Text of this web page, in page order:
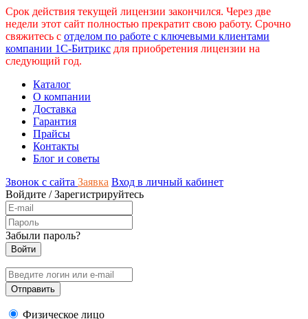
Срок действия текущей лицензии закончился. Через две
недели этот сайт полностью прекратит свою работу. Срочно
свяжитесь с отделом по работе с ключевыми клиентами
компании 1С-Битрикс для приобретения лицензии на
следующий год.
Каталог
О компании
Доставка
Гарантия
Прайсы
Контакты
Блог и советы
Звонок с сайта Заявка Вход в личный кабинет
Войдите /Зарегистрируйтесь
Забыли пароль?
Физическое лицо